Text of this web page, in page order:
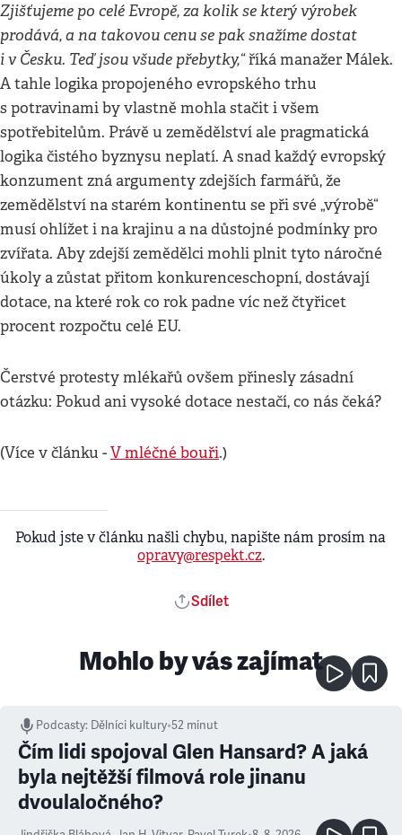
Zjišťujeme po celé Evropě, za kolik se který výrobek
prodává, a na takovou cenu se pak snažíme dostat
i v Česku. Teď jsou všude přebytky,“říká manažer Málek.
A tahle logika propojeného evropského trhu
s potravinami by vlastně mohla stačit i všem
spotřebitelům. Právě u zemědělství ale pragmatická
logika čistého byznysu neplatí. A snad každý evropský
konzument zná argumenty zdejších farmářů, že
zemědělství na starém kontinentu se při své „výrobě“
musí ohlížet i na krajinu a na důstojné podmínky pro
zvířata. Aby zdejší zemědělci mohli plnit tyto náročné
úkoly a zůstat přitom konkurenceschopní, dostávají
dotace, na které rok co rok padne víc než čtyřicet
procent rozpočtu celé EU.
Čerstvé protesty mlékařů ovšem přinesly zásadní
otázku: Pokud ani vysoké dotace nestačí, co nás čeká?
(Více v článku -V mléčné bouři.)
Pokud jste v článku našli chybu, napište nám prosím na
opravy@respekt.cz.
Sdílet
Mohlo by vás zajímat
Podcasty: Dělníci kultury•52 minut
Čím lidi spojoval Glen Hansard? A jaká
byla nejtěžší filmová role jinanu
dvoulaločného?